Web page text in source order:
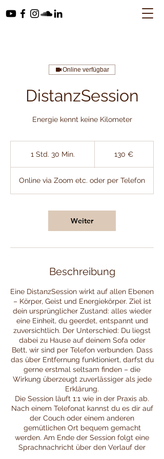
Online verfügbar
DistanzSession
Energie kennt keine Kilometer
1 Std. 30 Min.
d
3
M
i
n
130 €
Online via Zoom etc. oder per Telefon
Weiter
Beschreibung
Eine DistanzSession wirkt auf allen Ebenen
– Körper, Geist und Energiekörper. Ziel ist
dein ursprünglicher Zustand: alles wieder
eine Einheit, du geerdet, entspannt und
zuversichtlich. Der Unterschied: Du liegst
dabei zu Hause auf deinem Sofa oder
Bett, wir sind per Telefon verbunden. Dass
das über Entfernung funktioniert, darfst du
gerne erstmal seltsam finden – die
Wirkung überzeugt zuverlässiger als jede
Erklärung.
Die Session läuft 1:1 wie in der Praxis ab.
Nach einem Telefonat kannst du es dir auf
der Couch oder einem anderen
gemütlichen Ort bequem gemacht
werden. Am Ende der Session folgt eine
Sprachnachricht über den Verlauf der